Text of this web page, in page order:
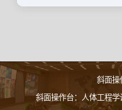
斜面操
斜面操作台：人体工程